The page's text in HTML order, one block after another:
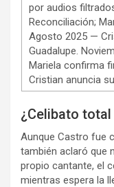
por audios
Reconciliación;
Agosto 2025 —
Guadalupe.
Mariela confirma
Cristian anuncia
¿Celibato
Aunque Castro fue
también aclaró que
propio cantante, el
mientras espera la